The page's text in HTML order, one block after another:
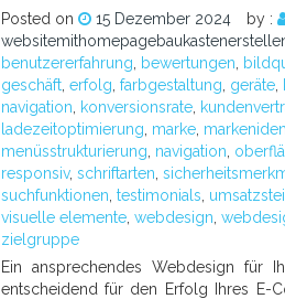
Posted on 15 Dezember 2024
by :
benutzererfahrung
bewertungen
geschäft, erfolg farbgestaltung geräte,
navigation
konversionsrate,
ladezeitoptimierung marke,
menüsstrukturierung navigation
responsiv, schriftarten
suchfunktionen testimonials
visuelle elemente, webdesign
zielgruppe
Ein ansprechendes Webdesign für
entscheidend für den Erfolg Ihres E-